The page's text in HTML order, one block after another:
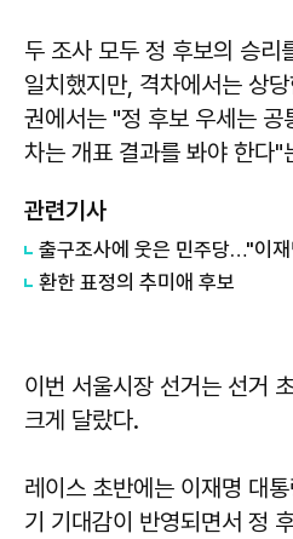
두 조사 모두 정 후보의 승리
일치했지만, 격차에서는 상
권에서는 "정 후보 우세는 공
차는 개표 결과를 봐야 한다"
관련기사
출구조사에 웃은 민주당…"이
환한 표정의 추미애 후보
이번 서울시장 선거는 선거
크게 달랐다.
레이스 초반에는 이재명 대
기 기대감이 반영되면서 정